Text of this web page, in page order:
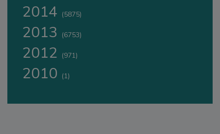
2014 (5875)
2013 (6753)
2012 (971)
2010 (1)